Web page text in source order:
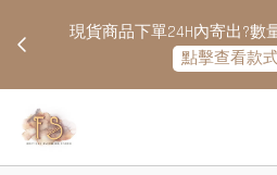
現貨商品下單24H內寄出?數
點擊查看款